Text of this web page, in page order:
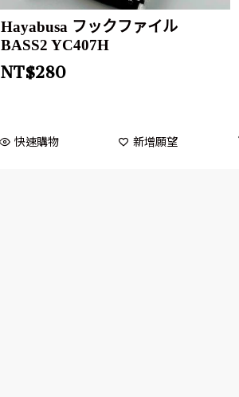
Hayabusa フックファイル
BASS2 YC407H
NT$280
快速購物 新增願望